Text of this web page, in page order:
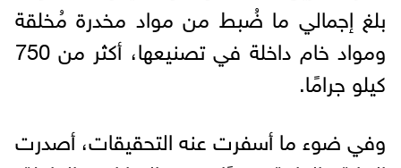
بلغ إجمالي ما ضُبط من مواد مخدرة مُخلقة
ومواد خام داخلة في تصنيعها، أكثر من 750
كيلو جرامًا.
وفي ضوء ما أسفرت عنه التحقيقات، أصدرت